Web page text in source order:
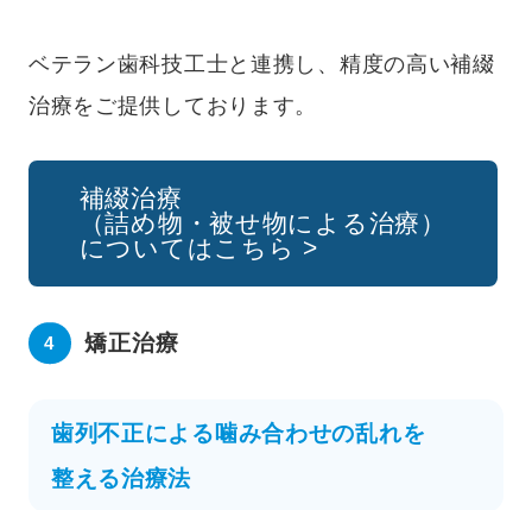
ベテラン歯科技工士と連携し、精度の高い補綴
治療をご提供しております。
補綴治療
（詰め物・被せ物による治療）
についてはこちら >
矯正治療
歯列不正による噛み合わせの乱れを
整える治療法